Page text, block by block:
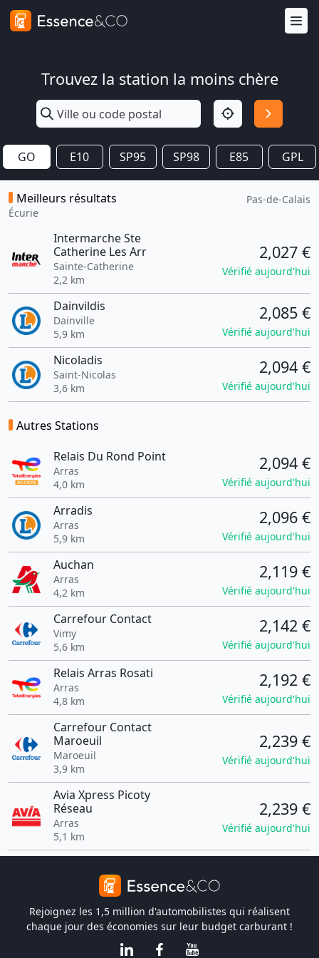
Trouvez la station la moins chère
GO E10 SP95 SP98 E85 GPL
Meilleurs résultats
Écurie
Pas-de-Calais
Intermarche Ste
Catherine Les Arr
Sainte-Catherine
2,2 km
2,027 €
Vérifié aujourd'hui
Dainvildis
Dainville
5,9 km
2,085 €
Vérifié aujourd'hui
Nicoladis
Saint-Nicolas
3,6 km
2,094 €
Vérifié aujourd'hui
Autres Stations
Relais Du Rond Point
Arras
4,0 km
2,094 €
Vérifié aujourd'hui
Arradis
Arras
5,9 km
2,096 €
Vérifié aujourd'hui
Auchan
Arras
4,2 km
2,119 €
Vérifié aujourd'hui
Carrefour Contact
Vimy
5,6 km
2,142 €
Vérifié aujourd'hui
Relais Arras Rosati
Arras
4,8 km
2,192 €
Vérifié aujourd'hui
Carrefour Contact
Maroeuil
Maroeuil
3,9 km
2,239 €
Vérifié aujourd'hui
Avia Xpress Picoty
Réseau
Arras
5,1 km
2,239 €
Vérifié aujourd'hui
Rejoignez les 1,5 million d'automobilistes qui réalisent
chaque jour des économies sur leur budget carburant !